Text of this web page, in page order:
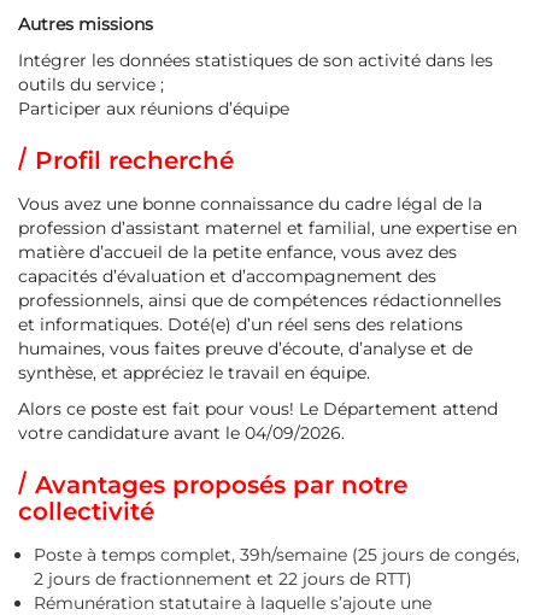
Autres missions
Intégrer les données statistiques de son activité dans les
outils du service ;
Participer aux réunions d’équipe
Profil recherché
Vous avez une bonne connaissance du cadre légal de la
profession d’assistant maternel et familial, une expertise en
matière d’accueil de la petite enfance, vous avez des
capacités d’évaluation et d’accompagnement des
professionnels, ainsi que de compétences rédactionnelles
et informatiques. Doté(e) d’un réel sens des relations
humaines, vous faites preuve d’écoute, d’analyse et de
synthèse, et appréciez le travail en équipe.
Alors ce poste est fait pour vous! Le Département attend
votre candidature avant le 04/09/2026.
Avantages proposés par notre
collectivité
Poste à temps complet, 39h/semaine (25 jours de congés,
2 jours de fractionnement et 22 jours de RTT)
Rémunération statutaire à laquelle s’ajoute une